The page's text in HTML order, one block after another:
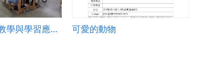
前瞻基礎建設教學與學習應用「資訊科技」-感恩節英語教案 可愛的動物